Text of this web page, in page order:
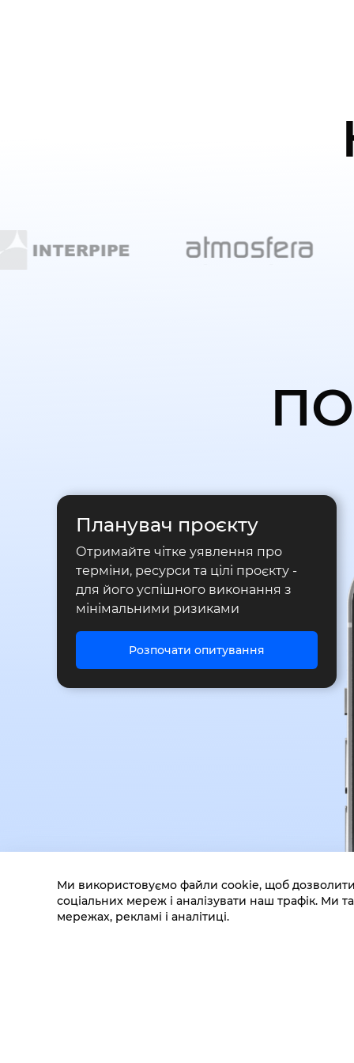
Планувач проєкту
Отримайте чітке уявлення про
терміни, ресурси та цілі проєкту -
для його успішного виконання з
мінімальними ризиками
Розпочати опитування
Ми використовуємо файли cookie, щоб
соціальних мереж і аналізувати наш трафік.
мережах, рекламі і аналітиці.